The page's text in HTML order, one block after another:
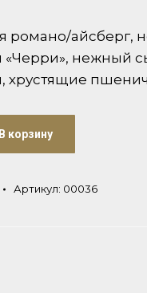
романо/айсберг,
нежный
хрустящие
В корзину
Артикул: 00036